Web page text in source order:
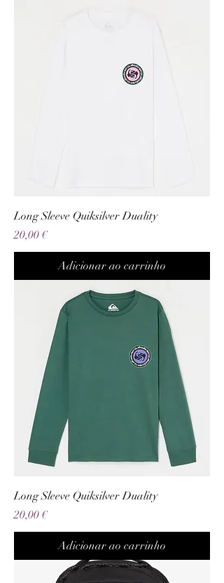
Long Sleeve Quiksilver Duality
Preço
20,00 €
Adicionar ao carrinho
Long Sleeve Quiksilver Duality
Preço
20,00 €
Adicionar ao carrinho